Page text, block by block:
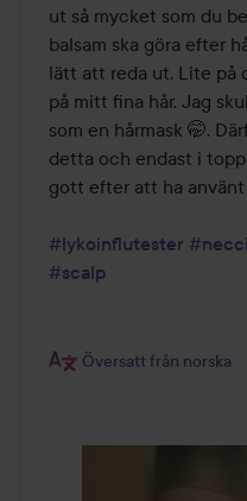
ut så mycket som du
balsam ska göra efter
lätt att reda ut. Lite på
på mitt fina hår. Jag
som en hårmask 🤭.
detta och endast i
gott efter att ha använt
#lykoinflutester
#scalp
Översatt från norska